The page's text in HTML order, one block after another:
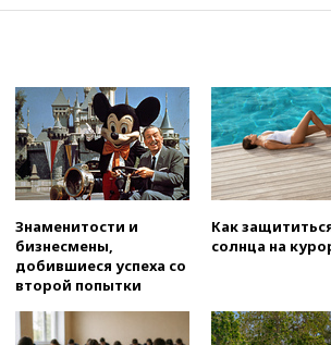
в США
отравившегося в
мальчика
03:00
МИД РФ: попытки
рассорить Россию и
обречены на провал
не соответствует
химической
ракетах и системах
Знаменитости и
бизнесмены,
добившиеся успеха со
второй попытки
Как
солнца на